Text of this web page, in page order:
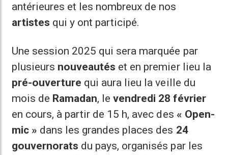
antérieures et les nombreux de nos
artistes qui y ont participé.
Une session 2025 qui sera marquée par
plusieurs nouveautés et en premier lieu la
pré-ouverture qui aura lieu la veille du
mois de Ramadan, levendredi 28 février
en cours, à partir de 15 h, avec des « Open-
mic » dans les grandes places des 24
gouvernorats du pays, organisés par les